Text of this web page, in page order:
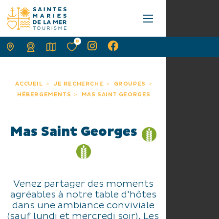
ACCUEIL JE RECHERCHE
GROUPES
HÉBERGEMENTS
MAS SAINT GEORGES
Mas Saint Georges
Venez partager des moments
agréables à notre table d'hôtes
dans une ambiance conviviale
(sauf lundi et mercredi soir). Les
0